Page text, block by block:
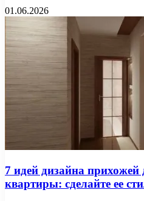
01.06.2026
7 идей дизайна
квартиры: сделайте ее